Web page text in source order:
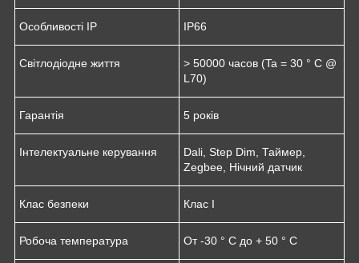
Особливості IP IP66
Світлодіодне життя
> 50000 часов (Ta = 30 ° C @
L70)
Гарантія 5 років
Інтелектуальне керування
Dali, Step Dim, Таймер,
Zegbee, Нічний датчик
Клас безпеки Клас I
Робоча температура От -30 ° C до + 50 ° C